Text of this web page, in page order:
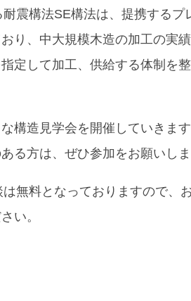
耐震構法SE構法は、提携するプ
り、中大規模木造の加工の実
定して加工、供給する体制を
構造見学会を開催していきま
る方は、ぜひ参加をお願いし
は無料となっておりますので、
い。